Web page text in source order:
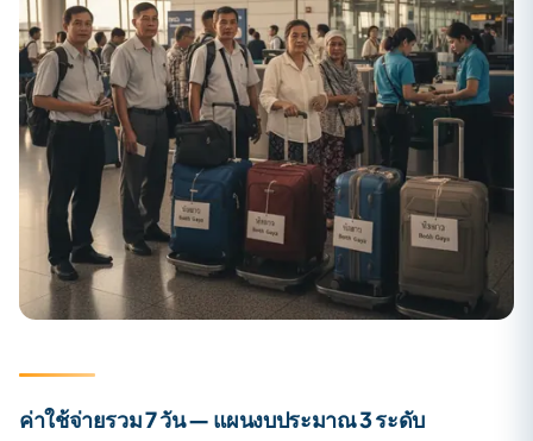
ค่าใช้จ่ายรวม 7 วัน — แผนงบประมาณ 3 ระดับ